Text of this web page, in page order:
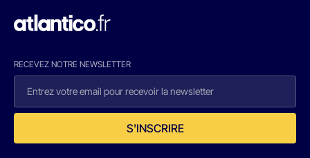
RECEVEZ NOTRE NEWSLETTER
S'INSCRIRE